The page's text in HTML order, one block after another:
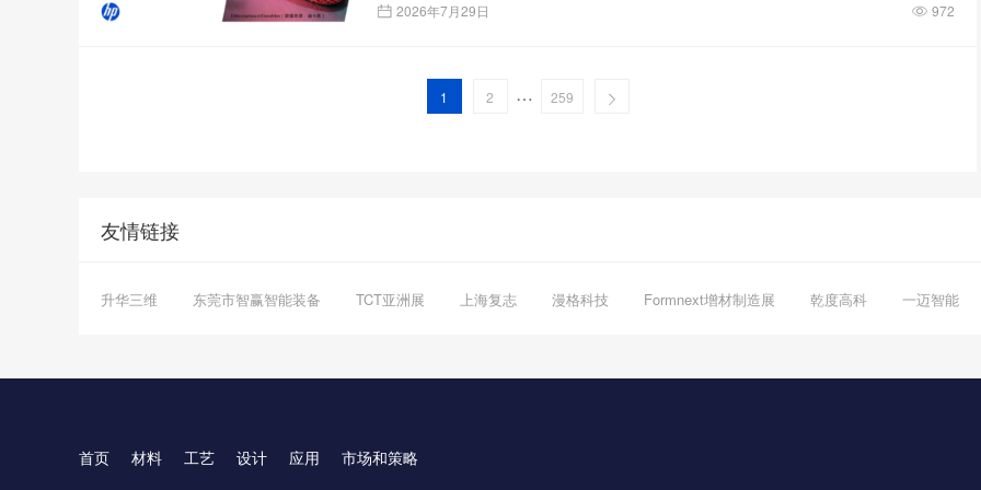
2026年7月29日 972
1 2 … 259
友情链接
升华三维 东莞市智赢智能装备 TCT亚洲展 上海复志 漫格科技 Formnext增材制造展 乾度高科 一迈智能
首页 材料 工艺 设计 应用
市场和策略